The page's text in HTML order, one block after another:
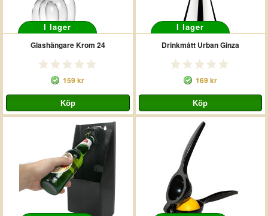
I lager
Glashängare Krom 24
159 kr
I lager
Drinkmått Urban Ginza
169 kr